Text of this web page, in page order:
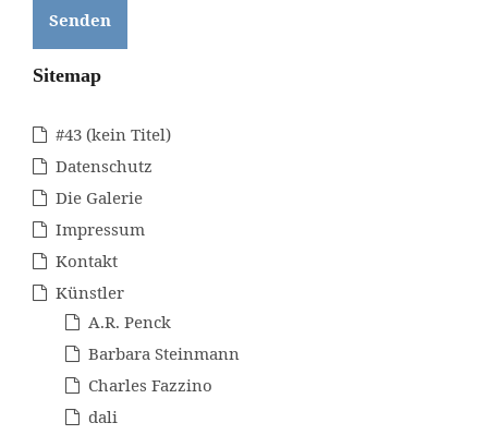
Sitemap
#43 (kein Titel)
Datenschutz
Die Galerie
Impressum
Kontakt
Künstler
A.R. Penck
Barbara Steinmann
Charles Fazzino
dali